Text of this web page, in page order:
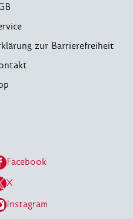
zur Barrierefreiheit
Facebook
X
Instagram